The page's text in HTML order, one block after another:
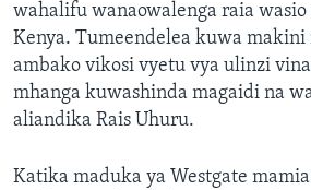
wahalifu wanaowalenga raia
Kenya. Tumeendelea kuwa makini
ambako vikosi vyetu vya ulinzi
mhanga kuwashinda magaidi na
aliandika Rais Uhuru.
Katika maduka ya Westgate